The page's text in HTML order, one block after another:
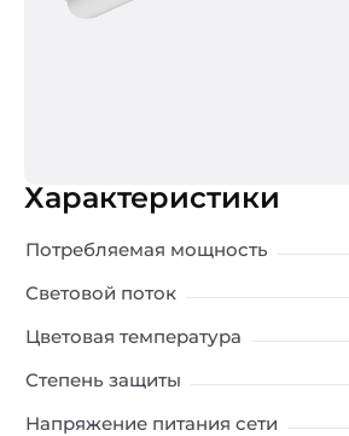
Характеристики
Потребляемая мощность
Световой поток
Цветовая температура
Степень защиты
Напряжение питания сети